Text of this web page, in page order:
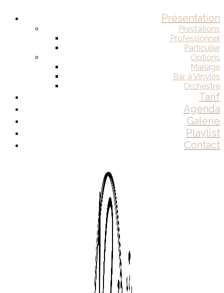
Présentation
Prestations
Professionnel
Particulier
Options
Mariage
Bar à Vinyles
Orchestre
Tarif
Agenda
Galerie
Playlist
Contact